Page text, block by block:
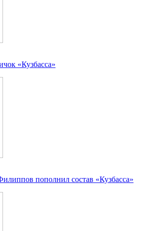
«Кузбасса»
пополнил состав «Кузбасса»